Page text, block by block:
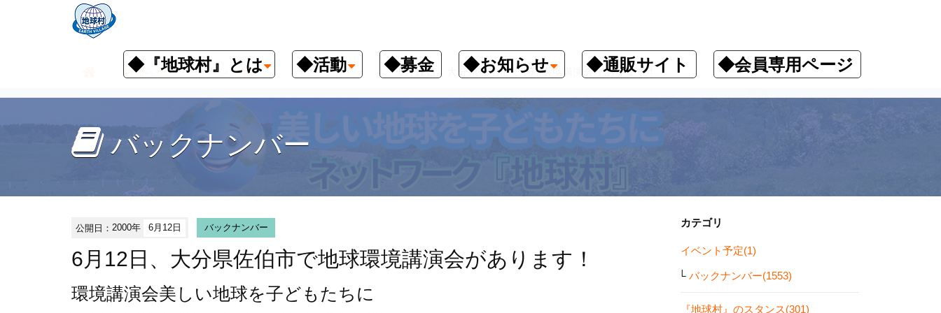
◆『地球村』とは ◆活動 ◆募金 ◆お知らせ ◆通販サイト ◆会員専用ページ
お知らせ イベント予定 バックナンバー 6月12日、大分県佐伯市で地球環境講演会があります！
バックナンバー
公開日：2000年 6月12日 バックナンバー
6月12日、大分県佐伯市で地球環境講演会があります！
環境講演会美しい地球を子どもたちに
カテゴリ
イベント予定(1)
バックナンバー(1553)
『地球村』のスタンス(301)